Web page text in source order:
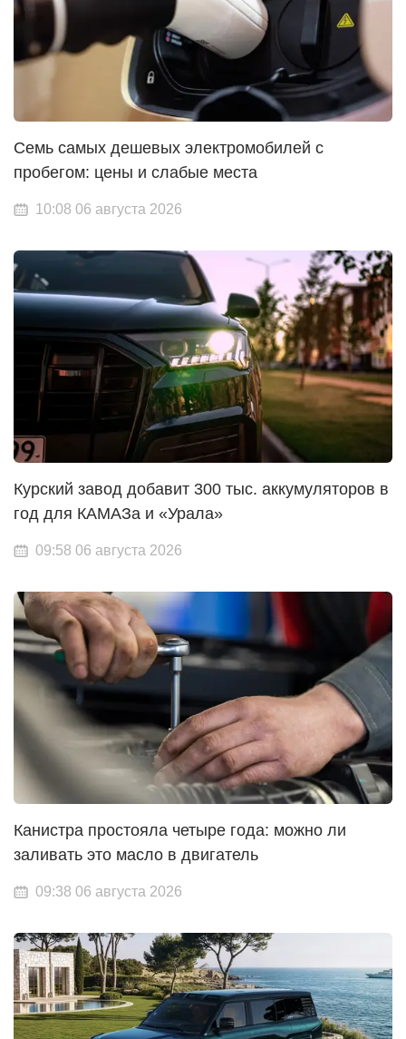
Семь самых дешевых электромобилей с
пробегом: цены и слабые места
10:08 06 августа 2026
Курский завод добавит 300 тыс. аккумуляторов в
год для КАМАЗа и «Урала»
09:58 06 августа 2026
Канистра простояла четыре года: можно ли
заливать это масло в двигатель
09:38 06 августа 2026